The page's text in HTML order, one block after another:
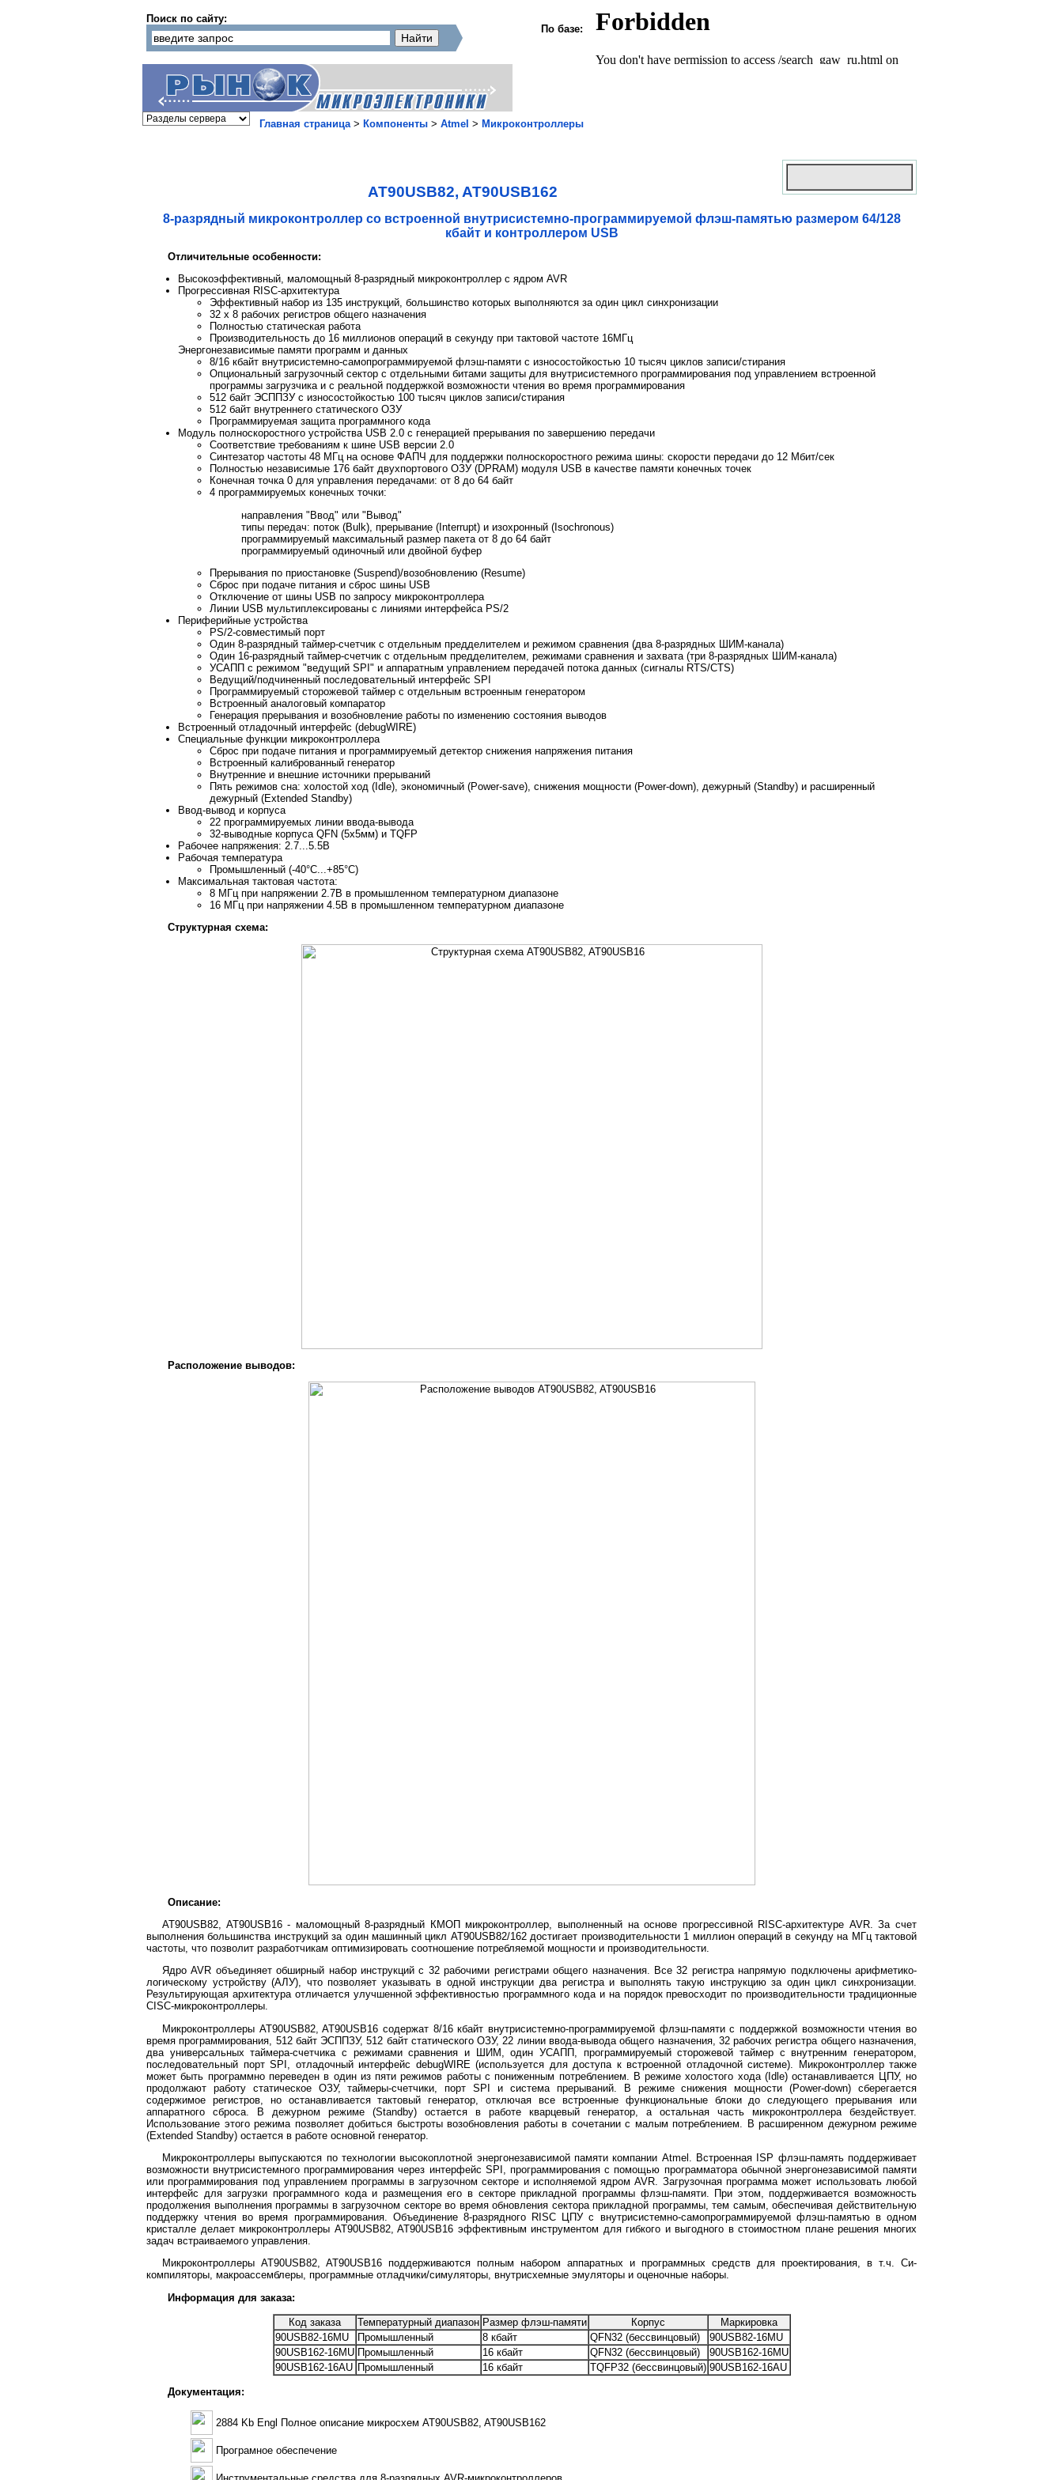
Поиск по сайту:
По базе:
Главная страница> Компоненты > Atmel > Микроконтроллеры
AT90USB82, AT90USB162
8-разрядный микроконтроллер со встроенной внутрисистемно-программируемой флэш-памятью размером 64/128
кбайт и контроллером USB
Отличительные особенности:
Высокоэффективный, маломощный 8-разрядный микроконтроллер с ядром AVR
Прогрессивная RISC-архитектура
Эффективный набор из 135 инструкций, большинство которых выполняются за один цикл синхронизации
32 x 8 рабочих регистров общего назначения
Полностью статическая работа
Производительность до 16 миллионов операций в секунду при тактовой частоте 16МГц
Энергонезависимые памяти программ и данных
8/16 кбайт внутрисистемно-самопрограммируемой флэш-памяти с износостойкостью 10 тысяч циклов записи/стирания
Опциональный загрузочный сектор с отдельными битами защиты для внутрисистемного программирования под управлением встроенной
программы загрузчика и с реальной поддержкой возможности чтения во время программирования
512 байт ЭСППЗУ с износостойкостью 100 тысяч циклов записи/стирания
512 байт внутреннего статического ОЗУ
Программируемая защита программного кода
Модуль полноскоростного устройства USB 2.0 с генерацией прерывания по завершению передачи
Соответствие требованиям к шине USB версии 2.0
Синтезатор частоты 48 МГц на основе ФАПЧ для поддержки полноскоростного режима шины: скорости передачи до 12 Мбит/сек
Полностью независимые 176 байт двухпортового ОЗУ (DPRAM) модуля USB в качестве памяти конечных точек
Конечная точка 0 для управления передачами: от 8 до 64 байт
4 программируемых конечных точки:
направления "Ввод" или "Вывод"
типы передач: поток (Bulk), прерывание (Interrupt) и изохронный (Isochronous)
программируемый максимальный размер пакета от 8 до 64 байт
программируемый одиночный или двойной буфер
Прерывания по приостановке (Suspend)/возобновлению (Resume)
Сброс при подаче питания и сброс шины USB
Отключение от шины USB по запросу микроконтроллера
Линии USB мультиплексированы с линиями интерфейса PS/2
Периферийные устройства
PS/2-совместимый порт
Один 8-разрядный таймер-счетчик с отдельным предделителем и режимом сравнения (два 8-разрядных ШИМ-канала)
Один 16-разрядный таймер-счетчик с отдельным предделителем, режимами сравнения и захвата (три 8-разрядных ШИМ-канала)
УСАПП с режимом "ведущий SPI" и аппаратным управлением передачей потока данных (сигналы RTS/CTS)
Ведущий/подчиненный последовательный интерфейс SPI
Программируемый сторожевой таймер с отдельным встроенным генератором
Встроенный аналоговый компаратор
Генерация прерывания и возобновление работы по изменению состояния выводов
Встроенный отладочный интерфейс (debugWIRE)
Специальные функции микроконтроллера
Сброс при подаче питания и программируемый детектор снижения напряжения питания
Встроенный калиброванный генератор
Внутренние и внешние источники прерываний
Пять режимов сна: холостой ход (Idle), экономичный (Power-save), снижения мощности (Power-down), дежурный (Standby) и расширенный
дежурный (Extended Standby)
Ввод-вывод и корпуса
22 программируемых линии ввода-вывода
32-выводные корпуса QFN (5x5мм) и TQFP
Рабочее напряжения: 2.7...5.5В
Рабочая температура
Промышленный (-40°C...+85°C)
Максимальная тактовая частота:
8 МГц при напряжении 2.7В в промышленном температурном диапазоне
16 МГц при напряжении 4.5В в промышленном температурном диапазоне
Структурная схема:
Расположение выводов:
Описание:
AT90USB82, AT90USB16 - маломощный 8-разрядный КМОП микроконтроллер, выполненный на основе прогрессивной RISC-архитектуре AVR. За счет
выполнения большинства инструкций за один машинный цикл AT90USB82/162 достигает производительности 1 миллион операций в секунду на МГц тактовой
частоты, что позволит разработчикам оптимизировать соотношение потребляемой мощности и производительности.
Ядро AVR объединяет обширный набор инструкций с 32 рабочими регистрами общего назначения. Все 32 регистра напрямую подключены арифметико-
логическому устройству (АЛУ), что позволяет указывать в одной инструкции два регистра и выполнять такую инструкцию за один цикл синхронизации.
Результирующая архитектура отличается улучшенной эффективностью программного кода и на порядок превосходит по производительности традиционные
CISC-микроконтроллеры.
Микроконтроллеры AT90USB82, AT90USB16 содержат 8/16 кбайт внутрисистемно-программируемой флэш-памяти с поддержкой возможности чтения во
время программирования, 512 байт ЭСППЗУ, 512 байт статического ОЗУ, 22 линии ввода-вывода общего назначения, 32 рабочих регистра общего назначения,
два универсальных таймера-счетчика с режимами сравнения и ШИМ, один УСАПП, программируемый сторожевой таймер с внутренним генератором,
последовательный порт SPI, отладочный интерфейс debugWIRE (используется для доступа к встроенной отладочной системе). Микроконтроллер также
может быть программно переведен в один из пяти режимов работы с пониженным потреблением. В режиме холостого хода (Idle) останавливается ЦПУ, но
продолжают работу статическое ОЗУ, таймеры-счетчики, порт SPI и система прерываний. В режиме снижения мощности (Power-down) сберегается
содержимое регистров, но останавливается тактовый генератор, отключая все встроенные функциональные блоки до следующего прерывания или
аппаратного сброса. В дежурном режиме (Standby) остается в работе кварцевый генератор, а остальная часть микроконтроллера бездействует.
Использование этого режима позволяет добиться быстроты возобновления работы в сочетании с малым потреблением. В расширенном дежурном режиме
(Extended Standby) остается в работе основной генератор.
Микроконтроллеры выпускаются по технологии высокоплотной энергонезависимой памяти компании Atmel. Встроенная ISP флэш-память поддерживает
возможности внутрисистемного программирования через интерфейс SPI, программирования с помощью программатора обычной энергонезависимой памяти
или программирования под управлением программы в загрузочном секторе и исполняемой ядром AVR. Загрузочная программа может использовать любой
интерфейс для загрузки программного кода и размещения его в секторе прикладной программы флэш-памяти. При этом, поддерживается возможность
продолжения выполнения программы в загрузочном секторе во время обновления сектора прикладной программы, тем самым, обеспечивая действительную
поддержку чтения во время программирования. Объединение 8-разрядного RISC ЦПУ с внутрисистемно-самопрограммируемой флэш-памятью в одном
кристалле делает микроконтроллеры AT90USB82, AT90USB16 эффективным инструментом для гибкого и выгодного в стоимостном плане решения многих
задач встраиваемого управления.
Микроконтроллеры AT90USB82, AT90USB16 поддерживаются полным набором аппаратных и программных средств для проектирования, в т.ч. Си-
компиляторы, макроассемблеры, программные отладчики/симуляторы, внутрисхемные эмуляторы и оценочные наборы.
Информация для заказа:
Код заказа Температурный диапазон Размер флэш-памяти Корпус
Маркировка
90USB82-16MU
Промышленный 8 кбайт QFN32 (бессвинцовый)
90USB82-16MU
90USB162-16MU Промышленный 16 кбайт QFN32 (беcсвинцовый)
90USB162-16MU
90USB162-16AU Промышленный 16 кбайт TQFP32 (бессвинцовый) 90USB162-16AU
Документация:
2884 Kb Engl Полное описание микросхем AT90USB82, AT90USB162
Програмное обеспечение